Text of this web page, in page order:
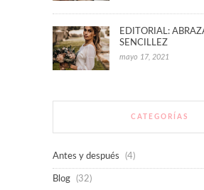
EDITORIAL:
SENCILLEZ
mayo 17, 2021
CATEGORÍAS
Antes y después (4)
Blog (32)